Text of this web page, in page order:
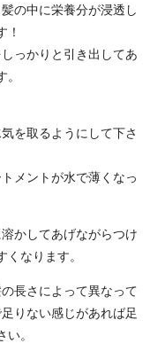
の中に栄養分が浸透し
！
っかりと引き出してあ
を取るようにして下さ
メントが水で薄くなっ
かしてあげながらつけ
なります。
長さによって異なって
りない感じがあれば足
。